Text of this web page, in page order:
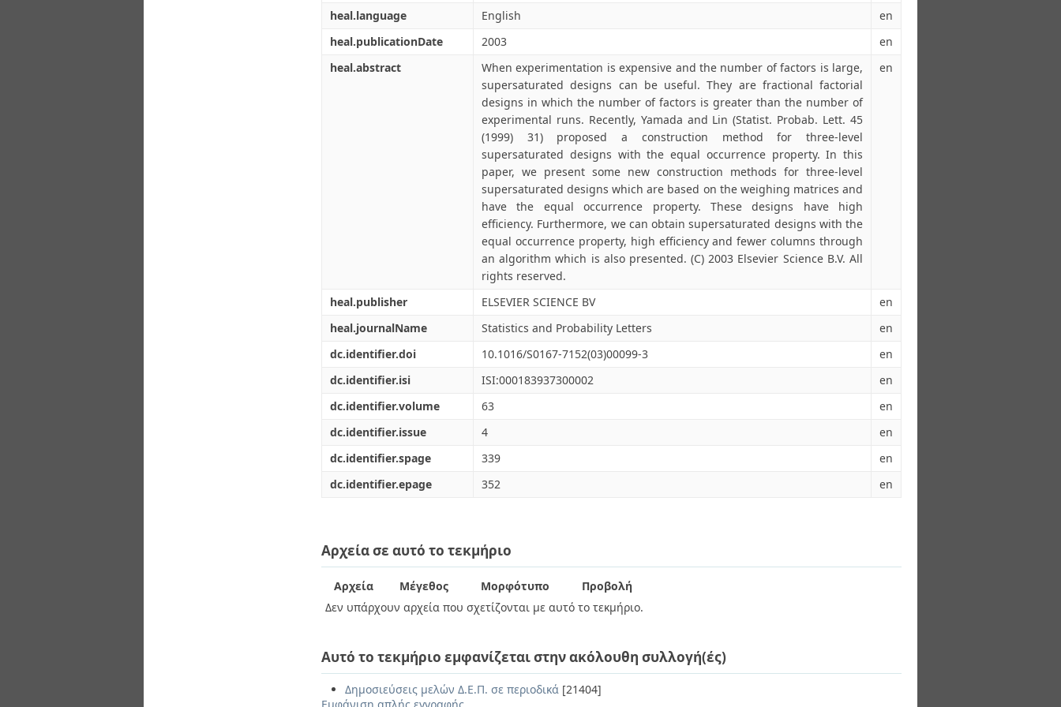
heal.language
English
en
heal.publicationDate
2003
en
heal.abstract
When experimentation is expensive and the number of factors is large,
supersaturated designs can be useful. They are fractional factorial
designs in which the number of factors is greater than the number of
experimental runs. Recently, Yamada and Lin (Statist. Probab. Lett. 45
(1999) 31) proposed a construction method for three-level
supersaturated designs with the equal occurrence property. In this
paper, we present some new construction methods for three-level
supersaturated designs which are based on the weighing matrices and
have the equal occurrence property. These designs have high
efficiency. Furthermore, we can obtain supersaturated designs with the
equal occurrence property, high efficiency and fewer columns through
an algorithm which is also presented. (C) 2003 Elsevier Science B.V. All
rights reserved.
en
heal.publisher ELSEVIER SCIENCE BV
en
heal.journalName
Statistics and Probability Letters
en
dc.identifier.doi
10.1016/S0167-7152(03)00099-3
en
dc.identifier.isi
ISI:000183937300002
en
dc.identifier.volume
63
en
dc.identifier.issue
4
en
dc.identifier.spage
339
en
dc.identifier.epage
352 en
Αρχεία σε αυτό το τεκμήριο
Αρχεία Μέγεθος Μορφότυπο
Προβολή
Δεν υπάρχουν αρχεία που σχετίζονται με αυτό το τεκμήριο.
Αυτό το τεκμήριο εμφανίζεται στην ακόλουθη συλλογή(ές)
Δημοσιεύσεις μελών Δ.Ε.Π. σε περιοδικά [21404]